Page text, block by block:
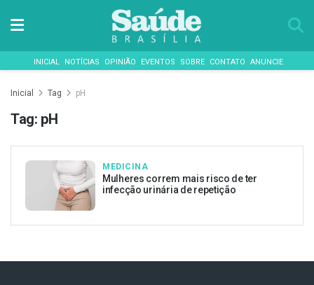
INICIAL NOTÍCIAS OPINIÃO EVENTOS SOBRE CONTATO ANUNCIE
Inicial Tag pH
Tag: pH
MEDICINA
Mulheres correm mais risco de ter
infecção urinária de repetição